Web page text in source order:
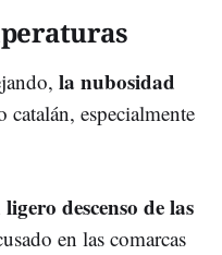
la nubosidad
catalán, especialmente
ligero descenso de las
en las comarcas